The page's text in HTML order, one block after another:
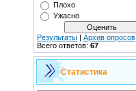
Плохо
Ужасно
Результаты | Архив опросов
Всего ответов: 67
Статистика